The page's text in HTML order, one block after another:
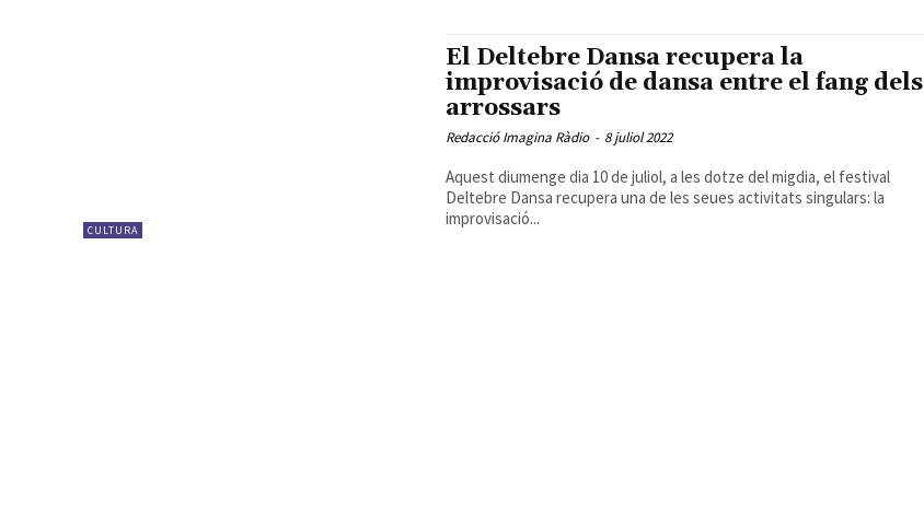
CULTURA
El Deltebre Dansa recupera la
improvisació de dansa entre el fang dels
arrossars
Redacció Imagina Ràdio - 8 juliol 2022
Aquest diumenge dia 10 de juliol, a les dotze del migdia, el festival
Deltebre Dansa recupera una de les seues activitats singulars: la
improvisació...